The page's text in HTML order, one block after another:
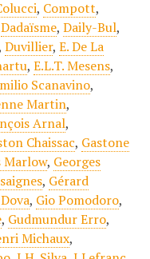
, Compott,
Dadaïsme, Daily-Bul,
Duvillier, E. De La
, E.L.T. Mesens,
Scanavino,
Martin,
Arnal,
Chaissac, Gastone
Marlow, Georges
, Gérard
, Gio Pomodoro,
, Gudmundur Erro,
Michaux,